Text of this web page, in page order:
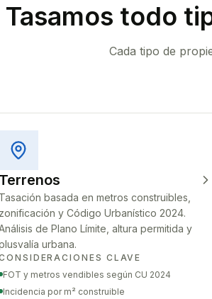
Tasamos todo
Cada tipo de
Terrenos
Tasación basada en metros construibles,
zonificación y Código Urbanístico 2024.
de Plano Límite, altura permitida y
urbana.
CLAVE
FOT y metros vendibles según CU 2024
Incidencia por m² construible